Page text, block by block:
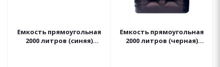
Емкость прямоугольная
2000 литров (синяя)
Емкость прямоугольная
2000 литров (черная)